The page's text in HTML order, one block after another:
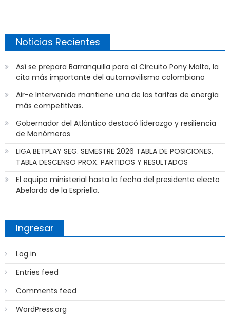
Noticias Recientes
Así se prepara Barranquilla para el Circuito Pony Malta, la
cita más importante del automovilismo colombiano
Air-e Intervenida mantiene una de las tarifas de energía
más competitivas.
Gobernador del Atlántico destacó liderazgo y resiliencia
de Monómeros
LIGA BETPLAY SEG. SEMESTRE 2026 TABLA DE POSICIONES,
TABLA DESCENSO PROX. PARTIDOS Y RESULTADOS
El equipo ministerial hasta la fecha del presidente electo
Abelardo de la Espriella.
Ingresar
Log in
Entries feed
Comments feed
WordPress.org